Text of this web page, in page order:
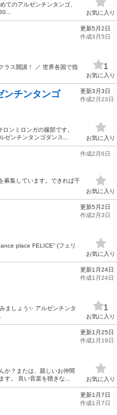
てのアルゼンチンタンゴ、
お気に入り
ラス開講！ ／ 世界各国で指
更新5月2日
作成3月5日
1
お気に入り
ンチンタンゴ
ンミロンガの服部です。
ゼンチンタンゴダンス...
更新3月3日
作成2月23日
お気に入り
募集しています。できれば千
作成2月6日
お気に入り
place FELICE” (フェリ
更新5月2日
作成2月3日
お気に入り
ましょう✨ アルゼンチンタ
更新1月24日
作成1月24日
1
お気に入り
か？または、親しいお仲間
す。 良い音楽を聴きな...
更新1月25日
作成1月19日
お気に入り
更新1月7日
作成1月7日